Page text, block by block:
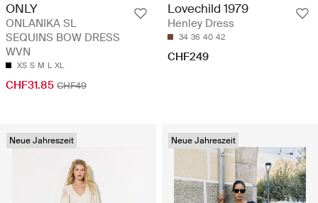
ONLY
ONLANIKA SL
SEQUINS BOW DRESS
WVN
XS S M L XL
CHF31.85 CHF49
Lovechild 1979
Henley Dress
34 36 40 42
CHF249
Neue Jahreszeit Neue Jahreszeit